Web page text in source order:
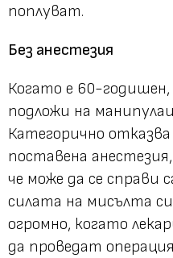
поплуват.
Без анестезия
Когато е 60-
подложи на
Категорично
поставена
че може да се справи
силата на мисълта
огромно, когато
да проведат